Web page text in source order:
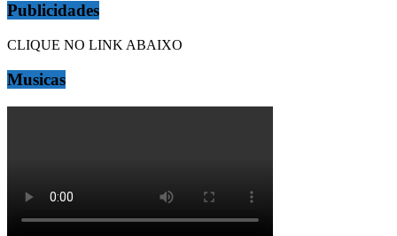
Publicidades
CLIQUE NO LINK ABAIXO
Musicas